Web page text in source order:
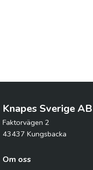
Knapes Sverige AB
Faktorvägen 2
43437 Kungsbacka
Om oss